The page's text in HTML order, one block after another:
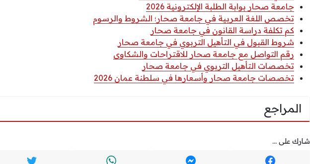
جامعة صحار بوابة الطلبة الإلكترونية 2026
تخصص اللغة العربية في جامعة صحار؛ الشروط والرسوم
كم تكلفة دراسة القانون في جامعة صحار
شروط القبول في التأهيل التربوي في جامعة صحار
رقم التواصل مع جامعة صحار للاقتراحات والشكاوى
تخصصات التأهيل التربوي في جامعة صحار
تخصصات جامعة صحار وأسعارها في سلطنة عمان 2026
المراجع
شارك على ...